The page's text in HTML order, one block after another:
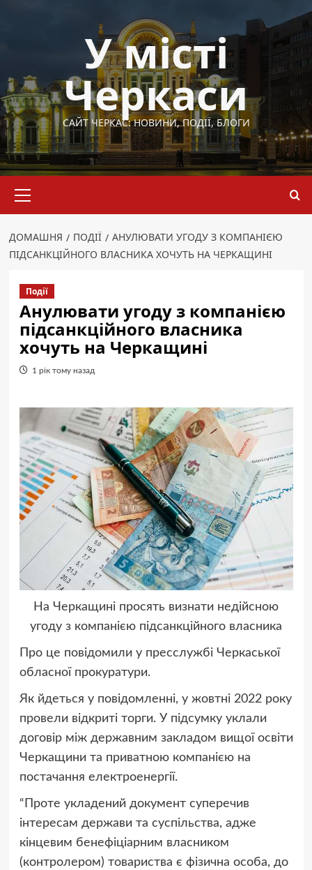
У місті
Черкаси
САЙТ ЧЕРКАС: НОВИНИ, ПОДІЇ, БЛОГИ
меню
ДОМАШНЯ ПОДІЇ
АНУЛЮВАТИ УГОДУ З КОМПАНІЄЮ
ПІДСАНКЦІЙНОГО ВЛАСНИКА ХОЧУТЬ НА ЧЕРКАЩИНІ
Події
Анулювати угоду з компанією
підсанкційного власника
хочуть на Черкащині
1 рік тому назад
На Черкащині просять визнати недійсною
угоду з компанією підсанкційного власника
Про це повідомили у пресслужбі Черкаської
обласної прокуратури.
Як йдеться у повідомленні, у жовтні 2022 року
провели відкриті торги. У підсумку уклали
договір між державним закладом вищої освіти
Черкащини та приватною компанією на
постачання електроенергії.
“Проте укладений документ суперечив
інтересам держави та суспільства, адже
кінцевим бенефіціарним власником
(контролером) товариства є фізична особа, до